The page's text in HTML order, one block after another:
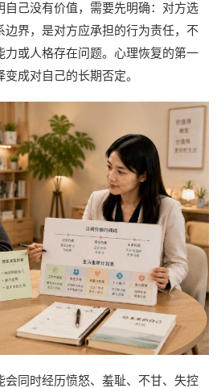
自己没有价值，需要先明确：对方选
边界，是对方应承担的行为责任，不
力或人格存在问题。心理恢复的第一
成对自己的长期否定。
会同时经历愤怒、羞耻、不甘、失控